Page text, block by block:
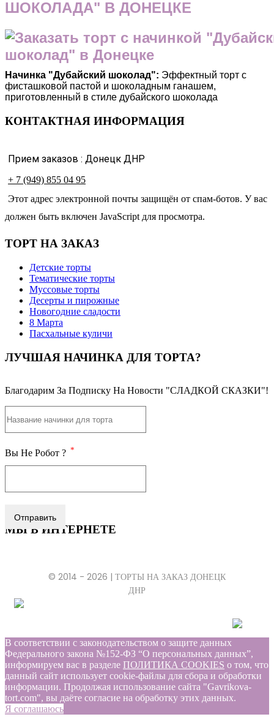
ШОКОЛАДА" В ДОНЕЦКЕ
Начинка "Дубайский шоколад": Эффектный торт с
фисташковой пастой и шоколадным ганашем,
приготовленный в стиле дубайского шоколада
КОНТАКТНАЯ ИНФОРМАЦИЯ
Прием заказов : Донецк ДНР
+ 7 (949) 855 04 95
Этот адрес электронной почты защищён от спам-ботов. У вас
должен быть включен JavaScript для просмотра.
ТОРТ НА ЗАКАЗ
Детские торты
Тематические торты
Муссовые торты
Десерты и пирожные
Новогодние сладости
8 Марта
Пасхальные куличи
ЛУЧШАЯ НАЧИНКА ДЛЯ ТОРТА?
Благодарим За Подписку На Новости "СЛАДКОЙ СКАЗКИ"!
Вы Не Робот ? *
Отправить
МЫ В ИНТЕРНЕТЕ
© 2014 - 2026 | ТОРТЫ НА ЗАКАЗ ДОНЕЦК
ДНР
В соответствии с законодательством о защите данных
Федерального закона №152-ФЗ “О персональных данных”,
информируем вас в разделе ПОЛИТИКА COOKIES о том, что
данный сайт использует cookie-файлы для сбора и обработки
информации. Продолжая использование сайта "Gavrikova-
tort.com", вы даёте согласие на обработку этих данных.
Я соглашаюсь